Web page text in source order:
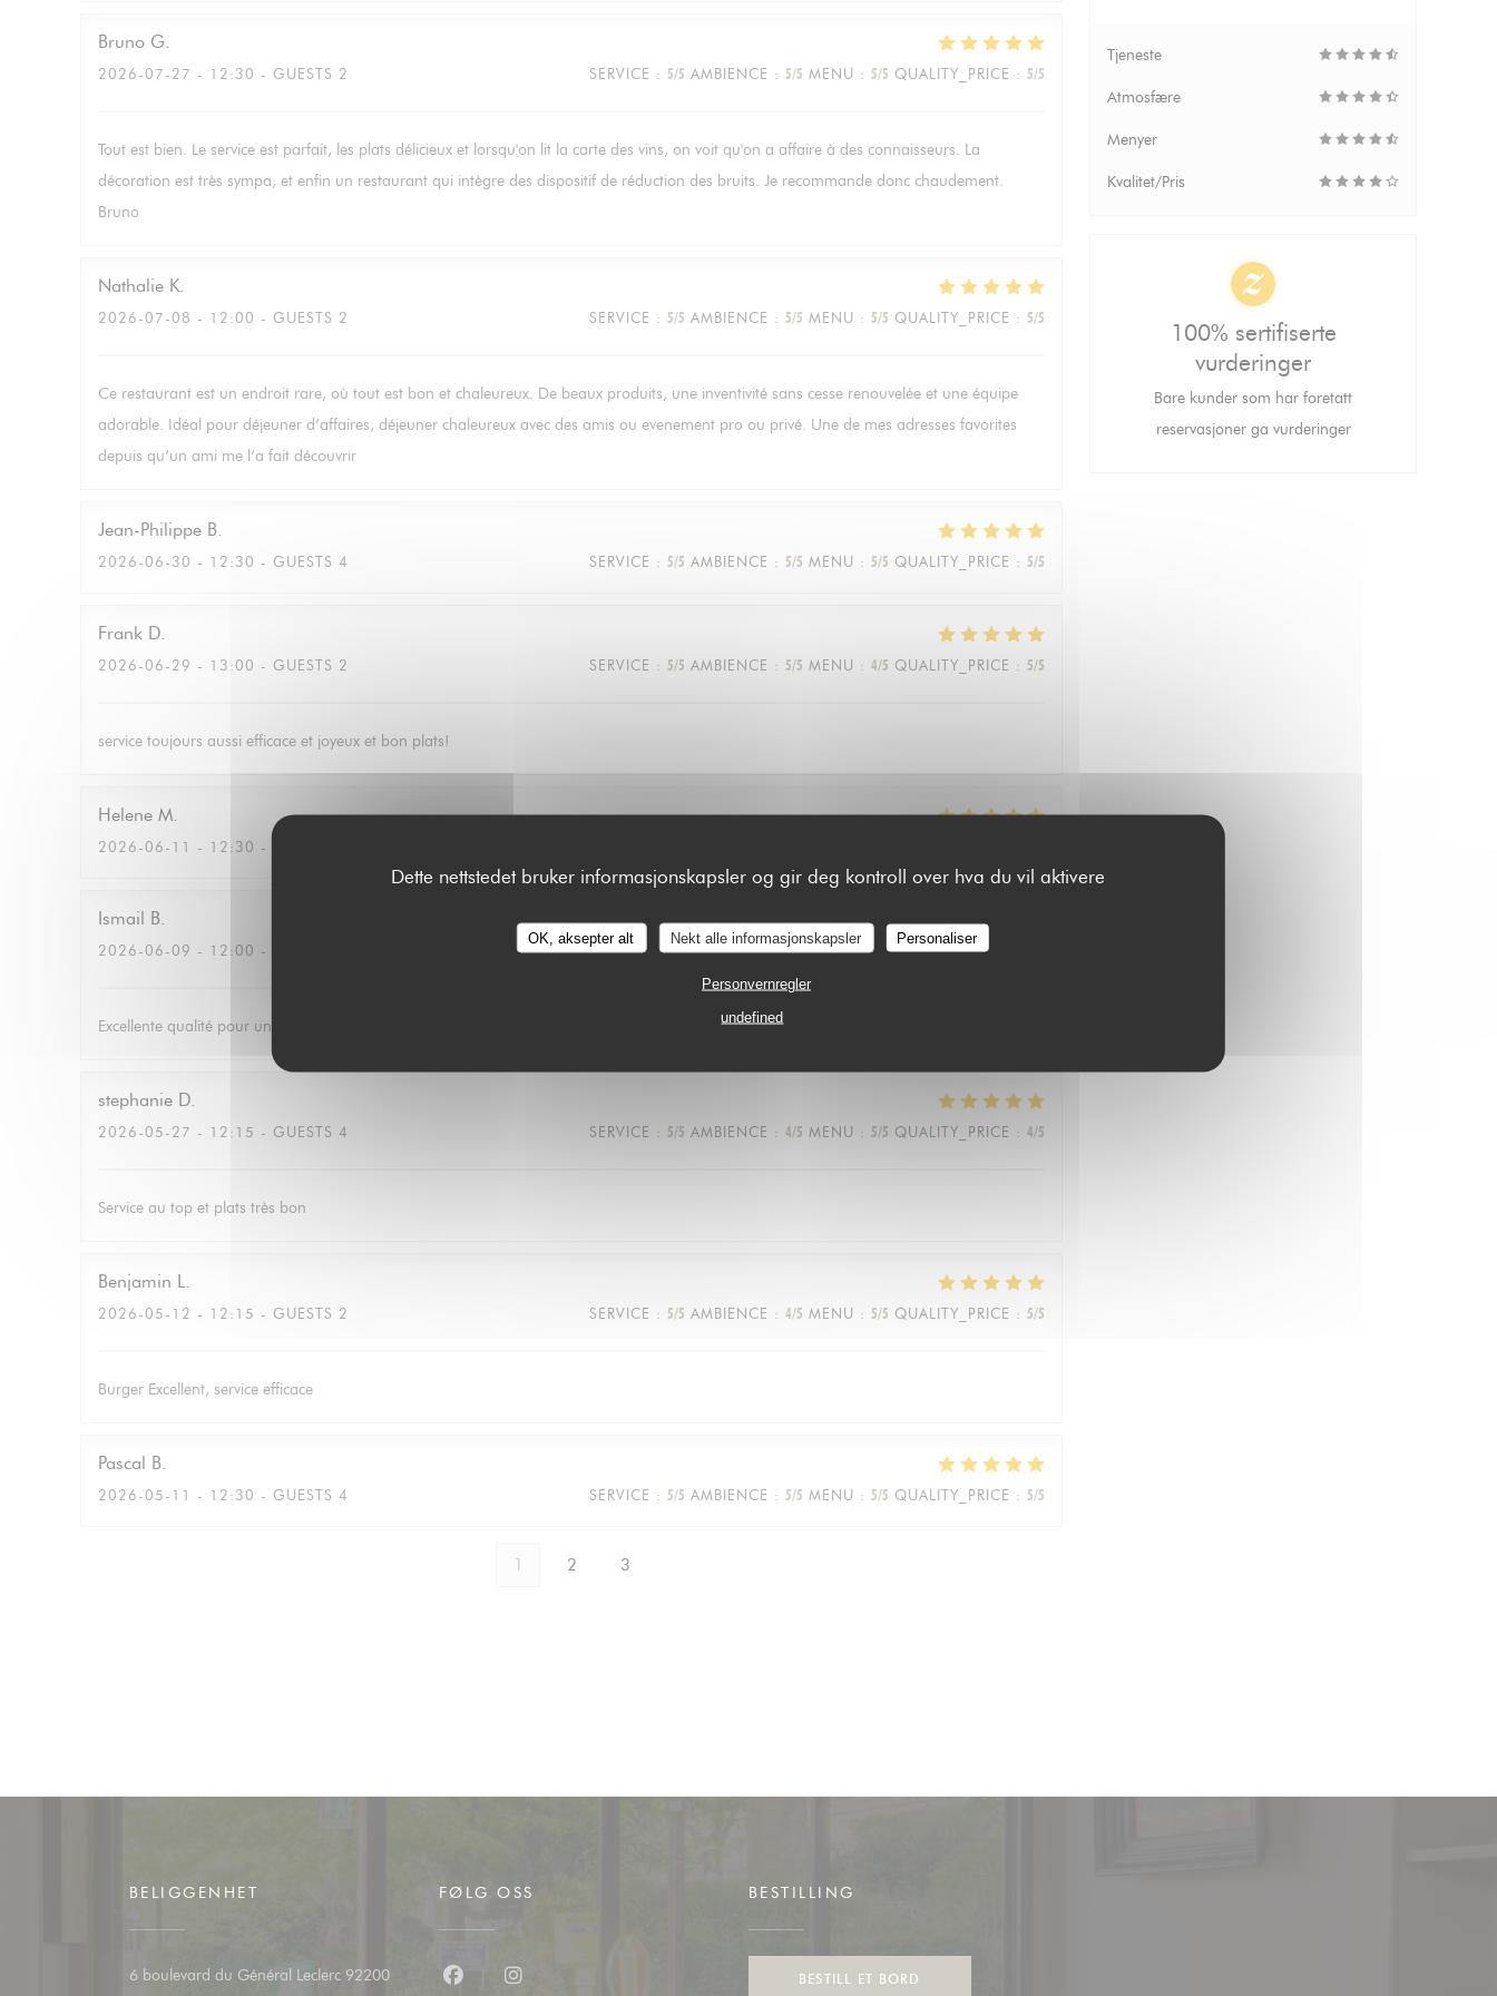
Dette nettstedet bruker informasjonskapsler og gir deg kontroll over hva du vil aktivere
OK, aksepter alt Nekt alle informasjonskapsler Personaliser
Personvernregler
undefined
Bruno G
2026-07-27 - 12:30 - GUESTS 2 SERVICE : 5/5 AMBIENCE : 5/5 MENU : 5/5 QUALITY_PRICE : 5/5
Tout est bien. Le service est parfait, les plats délicieux et lorsqu'on lit la carte des vins, on voit qu'on a affaire à des connaisseurs. La
décoration est très sympa, et enfin un restaurant qui intègre des dispositif de réduction des bruits. Je recommande donc chaudement.
Bruno
Nathalie K
2026-07-08 - 12:00 - GUESTS 2 SERVICE : 5/5 AMBIENCE : 5/5 MENU : 5/5 QUALITY_PRICE : 5/5
Ce restaurant est un endroit rare, où tout est bon et chaleureux. De beaux produits, une inventivité sans cesse renouvelée et une équipe
adorable. Idéal pour déjeuner d’affaires, déjeuner chaleureux avec des amis ou evenement pro ou privé. Une de mes adresses favorites
depuis qu’un ami me l’a fait découvrir
Jean-Philippe B
2026-06-30 - 12:30 - GUESTS 4 SERVICE : 5/5 AMBIENCE : 5/5 MENU : 5/5 QUALITY_PRICE : 5/5
Frank D
2026-06-29 - 13:00 - GUESTS 2 SERVICE : 5/5 AMBIENCE : 5/5 MENU : 4/5 QUALITY_PRICE : 5/5
service toujours aussi efficace et joyeux et bon plats!
Helene M
2026-06-11 - 12:30 - GUESTS 2
Ismail B
2026-06-09 - 12:00 - GUESTS 3 SERVICE : 5/5 AMBIENCE: 5/5 MENU: 5 /5 QUALITY_PRICE
Excellente qualité pour un prix correcte avec du choix. Le service est rapide et toujours avec le sourire
stephanie D
2026-05-27 - 12:15 - GUESTS 4 SERVICE : 5/5 AMBIENCE : 4/5 MENU : 5/5 QUALITY_PRICE : 4/5
Service au top et plats très bon
Benjamin L
2026-05-12 - 12:15 - GUESTS 2 SERVICE : 5/5 AMBIENCE : 4/5 MENU : 5/5 QUALITY_PRICE : 5/5
Burger Excellent, service efficace
Pascal B
2026-05-11 - 12:30 - GUESTS 4 SERVICE : 5/5 AMBIENCE : 5/5 MENU : 5/5 QUALITY_PRICE : 5/5
1 2 3
Tjeneste
Atmosfære
Menyer
Kvalitet/Pris
100% sertifiserte
vurderinger
Bare kunder som har foretatt
reservasjoner ga vurderinger
BELIGGENHET
6 boulevard du Général Leclerc 92200
FØLG OSS BESTILLING
BESTILL ET BORD